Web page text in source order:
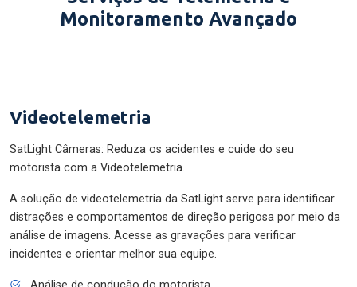
Monitoramento Avançado
Videotelemetria
SatLight Câmeras: Reduza os acidentes e cuide do seu
motorista com a Videotelemetria.
A solução de videotelemetria da SatLight serve para identificar
distrações e comportamentos de direção perigosa por meio da
análise de imagens. Acesse as gravações para verificar
incidentes e orientar melhor sua equipe.